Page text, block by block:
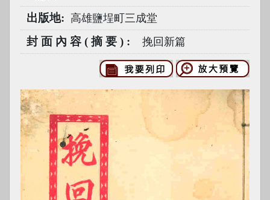
出版地 高雄鹽埕町三成堂
封面內容(摘要) 挽回新篇